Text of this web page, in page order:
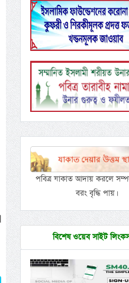
পবিত্র যাকাত আদায় করলে
বরং বৃদ্ধি পায়।
বিশেষ ওয়েব সাইট